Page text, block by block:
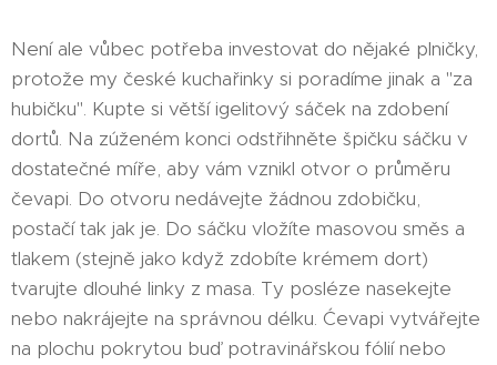
Není ale vůbec potřeba investovat do nějaké plničky,
protože my české kuchařinky si poradíme jinak a "za
hubičku". Kupte si větší igelitový sáček na zdobení
dortů. Na zúženém konci odstřihněte špičku sáčku v
dostatečné míře, aby vám vznikl otvor o průměru
čevapi. Do otvoru nedávejte žádnou zdobičku,
postačí tak jak je. Do sáčku vložíte masovou směs a
tlakem (stejně jako když zdobíte krémem dort)
tvarujte dlouhé linky z masa. Ty posléze nasekejte
nebo nakrájejte na správnou délku. Ćevapi vytvářejte
na plochu pokrytou buď potravinářskou fólií nebo